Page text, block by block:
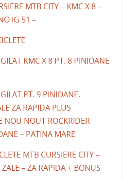
MTB CITY – KMC X 8 –
IG 51 –
KMC X 8 PT. 8 PINIOANE
PT. 9 PINIOANE.
ZA RAPIDA PLUS
NOU NOUT ROCKRIDER
– PATINA MARE
MTB CURSIERE CITY –
– ZA RAPIDA + BONUS